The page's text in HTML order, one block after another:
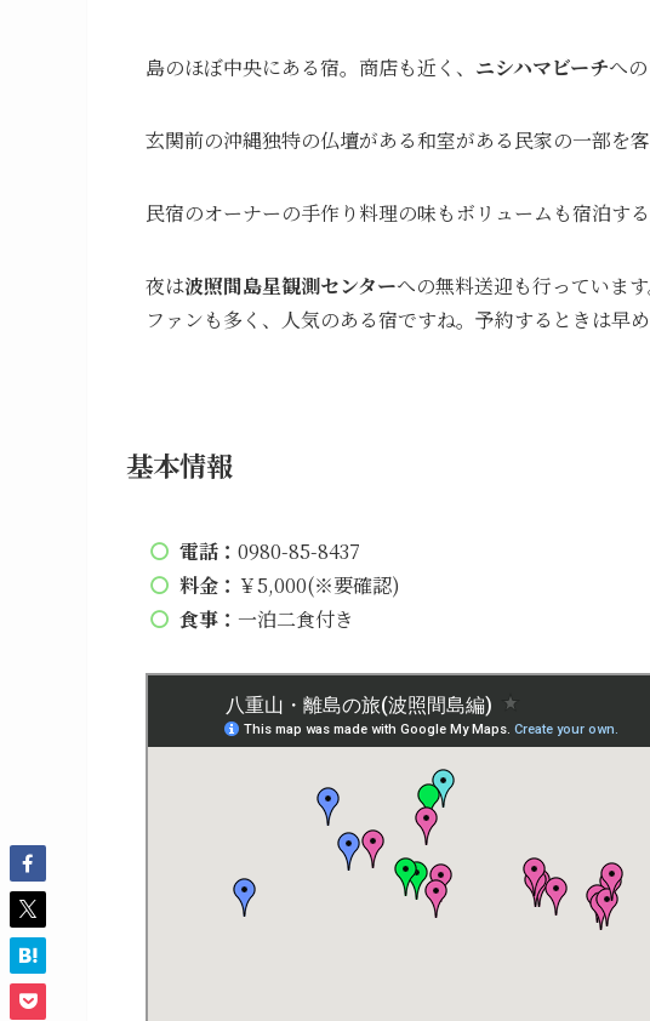
島のほぼ中央にある宿。商店も近く、 ニシハマビーチへ
玄関前の沖縄独特の仏壇がある和室がある民家の一部を
民宿のオーナーの手作り料理の味もボリュームも宿泊する
夜は波照間島星観測センターへの無料送迎も行っています
ファンも多く、人気のある宿ですね。予約するときは早
基本情報
電話： 0980-85-8437
料金： ￥5,000(※要確認)
食事： 一泊二食付き